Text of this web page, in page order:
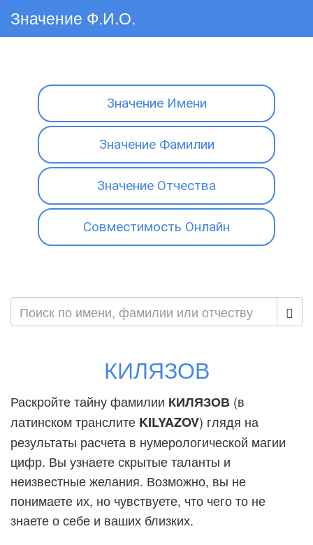
Значение Ф.И.О.
Значение Имени
Значение Фамилии
Значение Отчества
Совместимость Онлайн
КИЛЯЗОВ
Раскройте тайну фамилии КИЛЯЗОВ (в
латинском транслите KILYAZOV) глядя на
результаты расчета в нумерологической магии
цифр. Вы узнаете скрытые таланты и
неизвестные желания. Возможно, вы не
понимаете их, но чувствуете, что чего то не
знаете о себе и ваших близких.